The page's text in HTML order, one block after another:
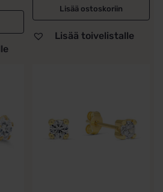
Lisää ostoskoriin
Lisää toivelistalle